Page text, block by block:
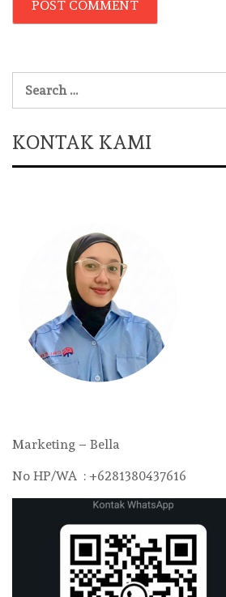
for:
KONTAK KAMI
Marketing – Bella
No HP/WA : +6281380437616